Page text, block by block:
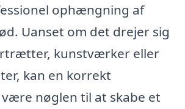
ophængning af
Uanset om det drejer sig
kunstværker eller
kan en korrekt
nøglen til at skabe et